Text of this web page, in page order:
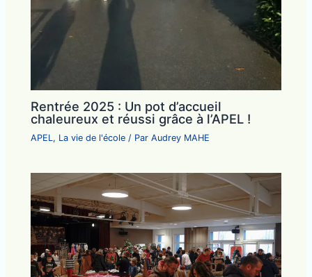
Rentrée 2025 : Un pot d’accueil
chaleureux et réussi grâce à l’APEL !
APEL, La vie de l'école / ParAudrey MAHE